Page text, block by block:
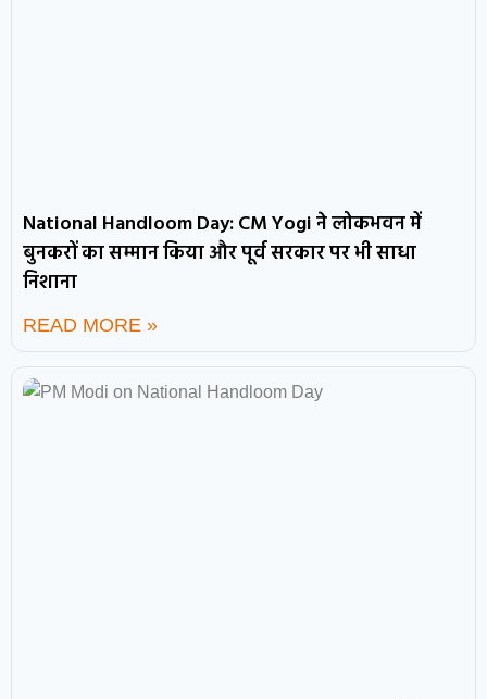
National Handloom Day: CM Yogi ने लोकभवन में
बुनकरों का सम्मान किया और पूर्व सरकार पर भी साधा
निशाना
READ MORE »